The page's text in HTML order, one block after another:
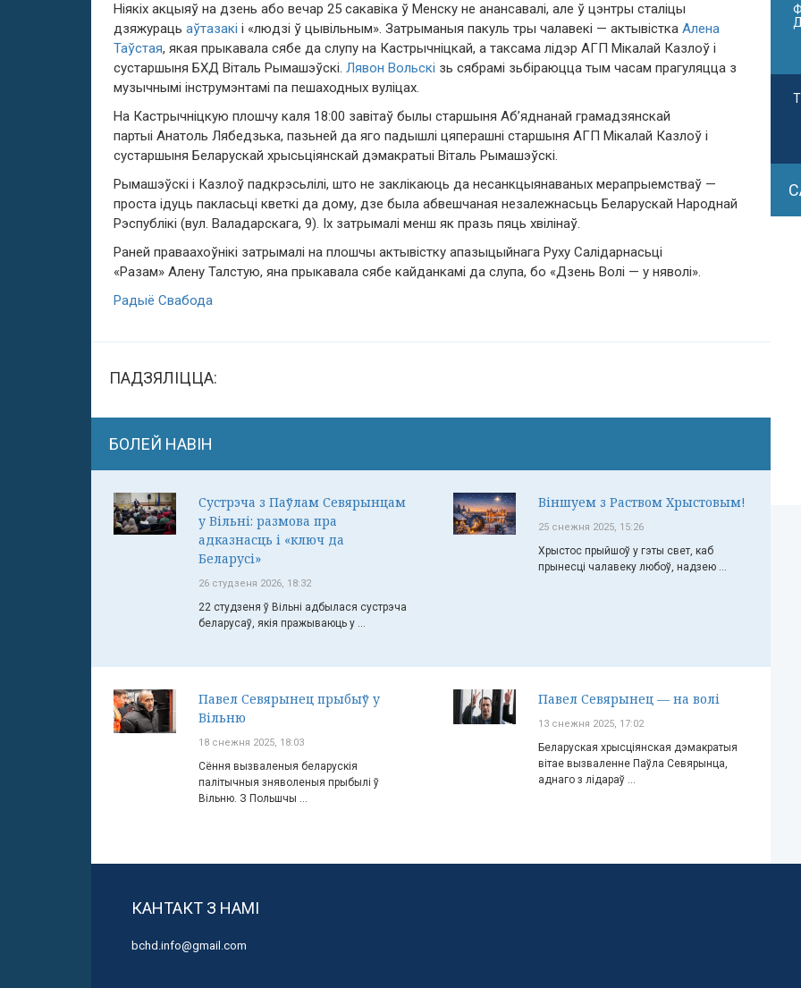
Ніякіх акцыяў на дзень або вечар 25 сакавіка ў Менску не анансавалі, але ў цэнтры сталіцы
дзяжураць аўтазакі і «людзі ў цывільным». Затрыманыя пакуль тры чалавекі — актывістка Алена
Таўстая, якая прыкавала сябе да слупу на Кастрычніцкай, а таксама лідэр АГП Мікалай Казлоў і
сустаршыня БХД Віталь Рымашэўскі. Лявон Вольскі зь сябрамі зьбіраюцца тым часам прагуляцца з
музычнымі інструмэнтамі па пешаходных вуліцах.
На Кастрычніцкую плошчу каля 18:00 завітаў былы старшыня Аб’яднанай грамадзянскай
партыі Анатоль Лябедзька, пазьней да яго падышлі цяперашні старшыня АГП Мікалай Казлоў і
сустаршыня Беларускай хрысьціянскай дэмакратыі Віталь Рымашэўскі.
Рымашэўскі і Казлоў падкрэсьлілі, што не заклікаюць да несанкцыянаваных мерапрыемстваў —
проста ідуць пакласьці кветкі да дому, дзе была абвешчаная незалежнасьць Беларускай Народнай
Рэспублікі (вул. Валадарскага, 9). Іх затрымалі менш як празь пяць хвілінаў.
Раней праваахоўнікі затрымалі на плошчы актывістку апазыцыйнага Руху Салідарнасьці
«Разам» Алену Талстую, яна прыкавала сябе кайданкамі да слупа, бо «Дзень Волі — у няволі».
Радыё Свабода
ПАДЗЯЛІЦЦА:
БОЛЕЙ НАВІН
Сустрэча з Паўлам Севярынцам
у Вільні: размова пра
адказнасць і «ключ да
Беларусі»
26 студзеня 2026, 18:32
22 студзеня ў Вільні адбылася сустрэча
беларусаў, якія пражываюць у ...
Віншуем з Раством Хрыстовым!
25 снежня 2025, 15:26
Хрыстос прыйшоў у гэты свет, каб
прынесці чалавеку любоў, надзею ...
Павел Севярынец прыбыў у
Вільню
18 снежня 2025, 18:03
Сёння вызваленыя беларускія
палітычныя зняволеныя прыбылі ў
Вільню. З Польшчы ...
Павел Севярынец — на волі
13 снежня 2025, 17:02
Беларуская хрысціянская дэмакратыя
вітае вызваленне Паўла Севярынца,
аднаго з лідараў ...
КАНТАКТ З НАМІ
bchd.info@gmail.com